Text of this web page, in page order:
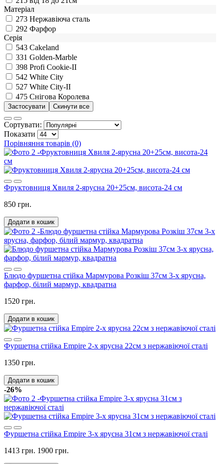
Матеріал
273 Нержавіюча сталь
292 Фарфор
Серія
543 Cakeland
331 Golden-Marble
398 Profi Cookie-II
542 White City
527 White City-II
475 Снігова Королева
Сортувати:
Показати
Порівняння товарів (0)
Фруктовниця Хвиля 2-ярусна 20+25см, висота-24 см
850 грн.
Додати в кошик
Блюдо фуршетна стійка Мармурова Розкіш 37см 3-х ярусна,
фарфор, білий мармур, квадратна
1520 грн.
Додати в кошик
Фуршетна стійка Empire 2-х ярусна 22см з нержавіючої сталі
1350 грн.
Додати в кошик
-26%
Фуршетна стійка Empire 3-х ярусна 31см з нержавіючої сталі
1413 грн. 1900 грн.